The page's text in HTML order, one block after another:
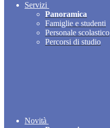
Servizi
Panoramica
Famiglie e studenti
Personale scolastico
Percorsi di studio
Novità